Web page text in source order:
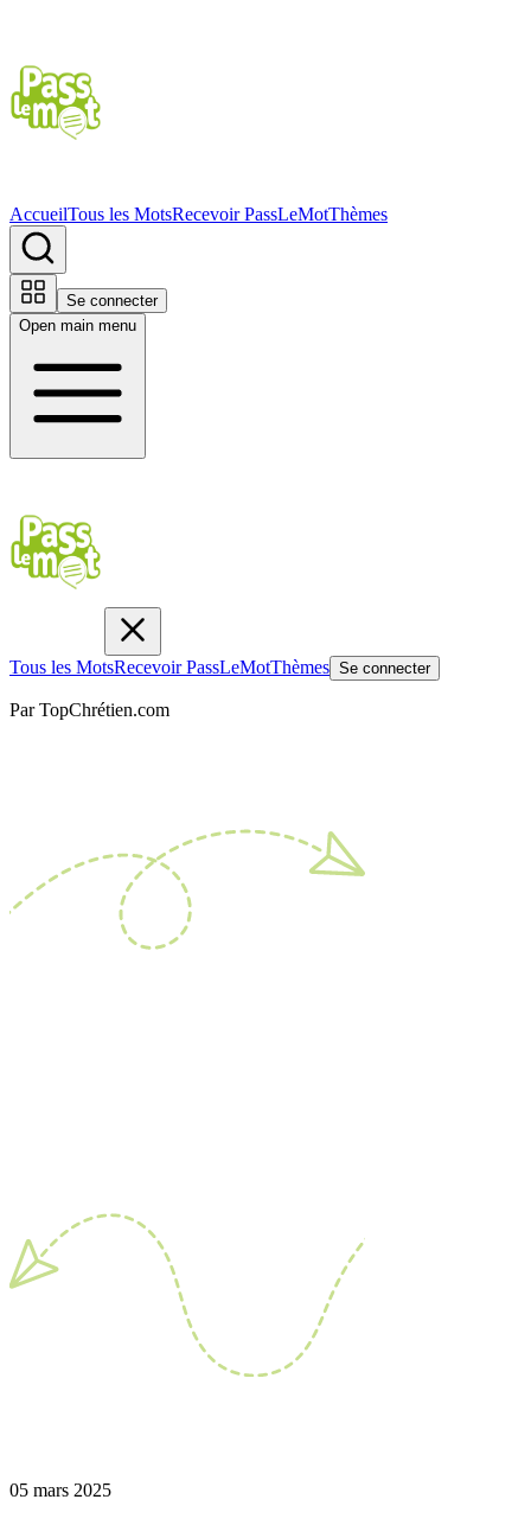
AccueilTous les MotsRecevoir PassLeMotThèmes
Se connecter
Open main menu
Tous les MotsRecevoir PassLeMotThèmes Se connecter
Par TopChrétien.com
05 mars 2025